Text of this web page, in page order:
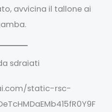
avvicina il tallone ai
sdraiati